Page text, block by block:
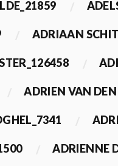
ADRIAAN
ADRIEN VAN
ADRIENNE